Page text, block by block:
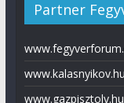
Partner
www.kalasnyikov.hu
www.gazpisztoly.hu